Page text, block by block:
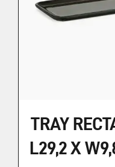
TRAY
L29,2 X